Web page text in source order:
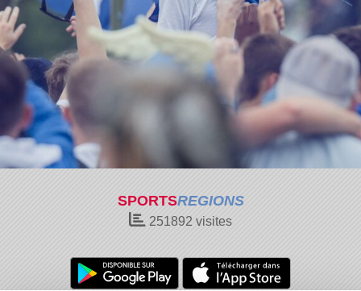
SPORTSREGIONS
251892 visites